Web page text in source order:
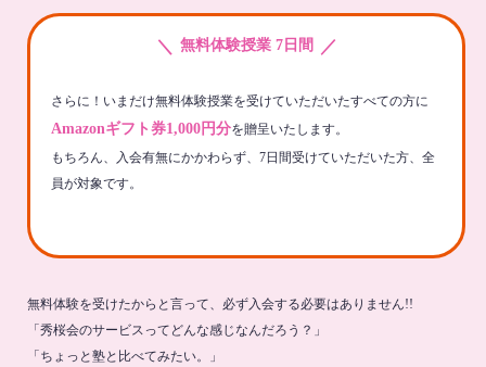
＼ 無料体験授業 7日間 ／
さらに！いまだけ無料体験授業を受けていただいたすべての方に
Amazonギフト券1,000円分を贈呈いたします。
もちろん、入会有無にかかわらず、7日間受けていただいた方、全
員が対象です。
無料体験を受けたからと言って、必ず入会する必要はありません!!
「秀桜会のサービスってどんな感じなんだろう？」
「ちょっと塾と比べてみたい。」